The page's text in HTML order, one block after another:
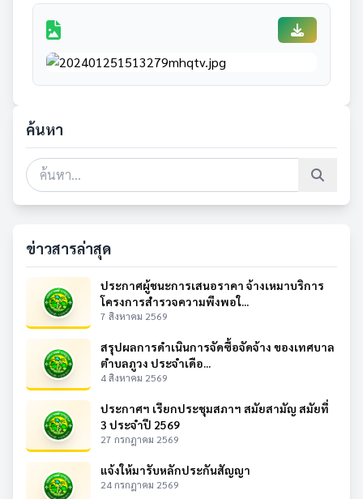
ค้นหา
ข่าวสารล่าสุด
ประกาศผู้ชนะการเสนอราคา จ้างเหมาบริการ
โครงการสำรวจความพึงพอใ...
7 สิงหาคม 2569
สรุปผลการดำเนินการจัดซื้อจัดจ้าง ของเทศบาล
ตำบลภูวง ประจำเดือ...
4 สิงหาคม 2569
ประกาศฯ เรียกประชุมสภาฯ สมัยสามัญ สมัยที่
3 ประจำปี 2569
27 กรกฎาคม 2569
แจ้งให้มารับหลักประกันสัญญา
24 กรกฎาคม 2569